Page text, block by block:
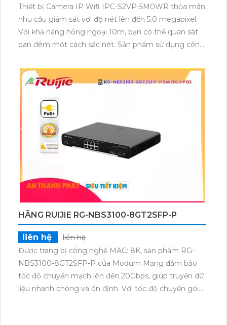
Thiết bị Camera IP Wifi IPC-S2VP-5M0WR thỏa mãn
nhu cầu giám sát với độ nét lên đến 5.0 megapixel.
Với khả năng hồng ngoại 10m, bạn có thể quan sát
ban đêm một cách sắc nét. Sản phẩm sử dụng công
hưởng đến chất lượng. Camera có khả năng xoay
360 độ, thu âm và phát ra âm thanh rõ ràng, thích
HÃNG RUIJIE RG-NBS3100-8GT2SFP-P
liên hệ
liên hệ
Được trang bị công nghệ MAC: 8K, sản phẩm RG-
NBS3100-8GT2SFP-P của Modum Mạng đảm bảo
tốc độ chuyển mạch lên đến 20Gbps, giúp truyền dữ
liệu nhanh chóng và ổn định. Với tốc độ chuyển gói